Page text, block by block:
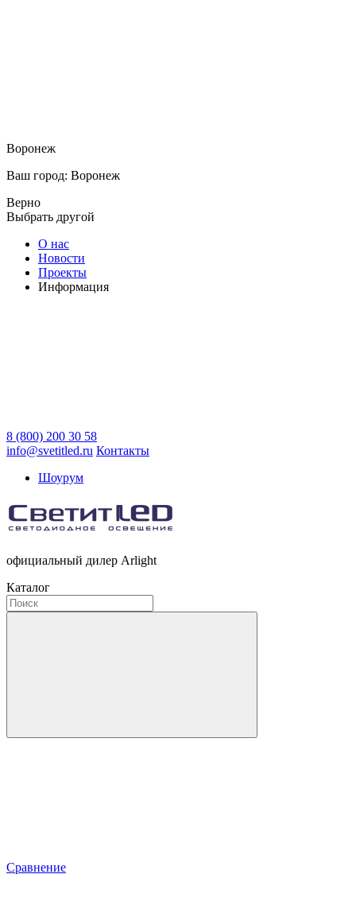
Воронеж
Ваш город: Воронеж
Верно
Выбрать другой
О нас
Новости
Проекты
Информация
8 (800) 200 30 58
info@svetitled.ru Контакты
Шоурум
официальный дилер Arlight
Каталог
Сравнение